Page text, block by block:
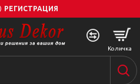
РЕГИСТРАЦИЯ